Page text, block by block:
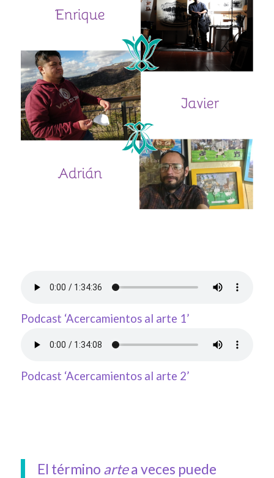
Podcast ‘Acercamientos al arte 1’
Podcast ‘Acercamientos al arte 2’
El término artea veces puede